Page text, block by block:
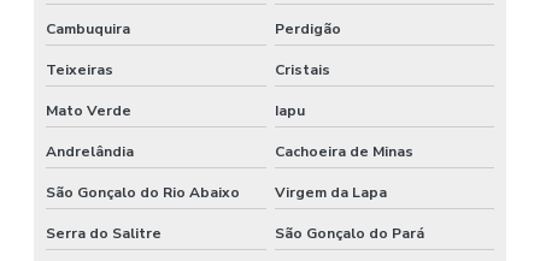
Cambuquira Perdigão
Teixeiras Cristais
Mato Verde Iapu
Andrelândia Cachoeira de Minas
São Gonçalo do Rio Abaixo Virgem da Lapa
Serra do Salitre São Gonçalo do Pará